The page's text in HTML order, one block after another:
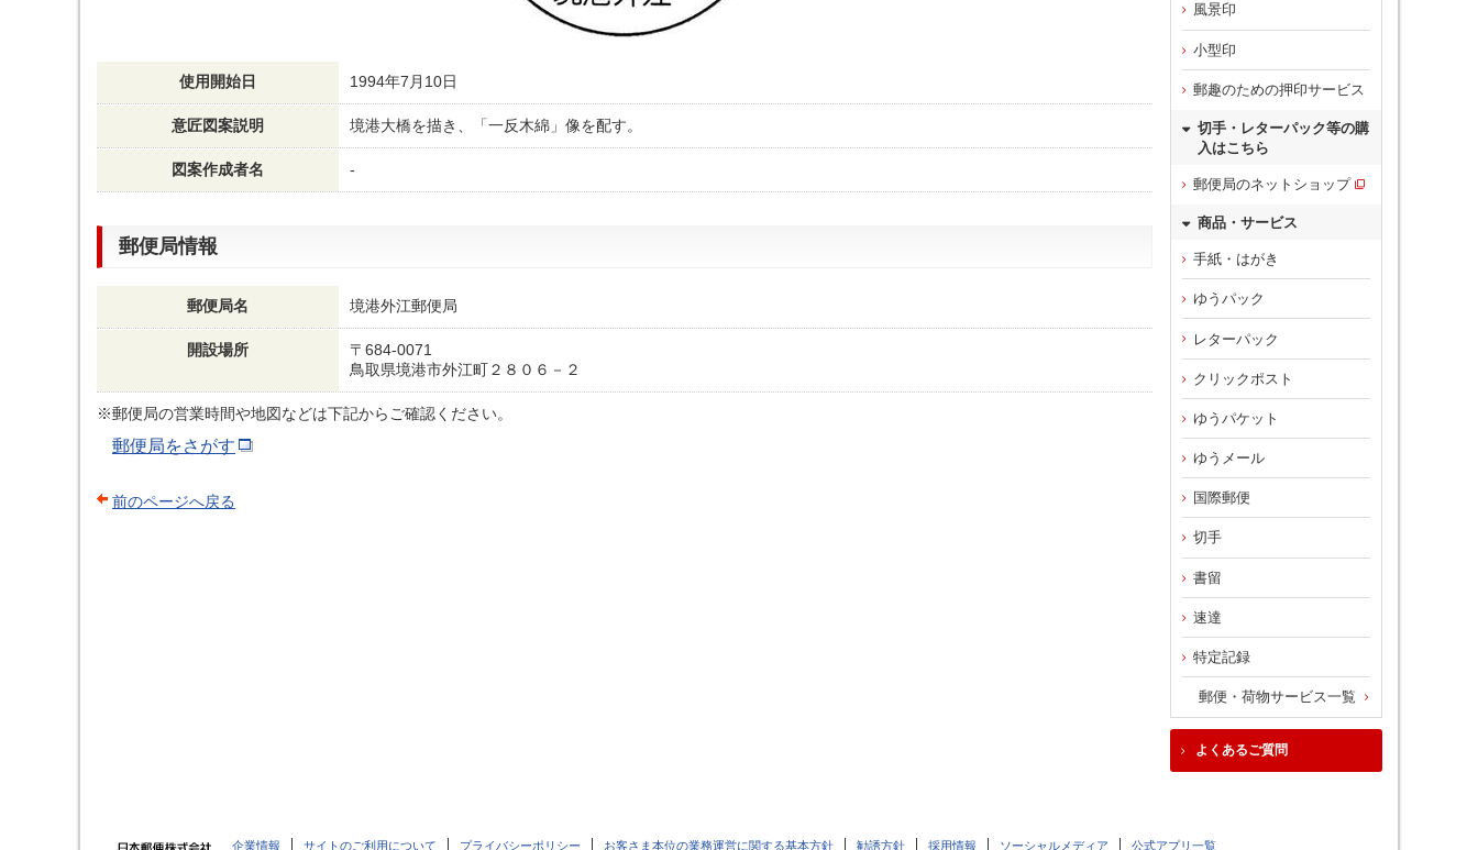
使用開始日 1994年7月10日
意匠図案説明 境港大橋を描き、「一反木綿」像を配す。
図案作成者名 -
郵便局情報
郵便局名 境港外江郵便局
開設場所
〒684-0071
鳥取県境港市外江町２８０６－２
※郵便局の営業時間や地図などは下記からご確認ください。
郵便局をさがす
前のページへ戻る
風景印
小型印
郵趣のための押印サービス
切手・レターパック等の購
入はこちら
郵便局のネットショップ
商品・サービス
手紙・はがき
ゆうパック
レターパック
クリックポスト
ゆうパケット
ゆうメール
国際郵便
切手
書留
速達
特定記録
郵便・荷物サービス一覧
よくあるご質問
企業情報 サイトのご利用について プライバシーポリシー お客さま本位の業務運営に関する基本方針 勧誘方針 採用情報 ソーシャルメディア 公式アプリ一覧